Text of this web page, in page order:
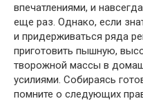
впечатлениями, и
еще раз. Однако, если
и придерживаться ряда
приготовить пышную,
творожной массы в
усилиями. Собираясь
помните о следующих